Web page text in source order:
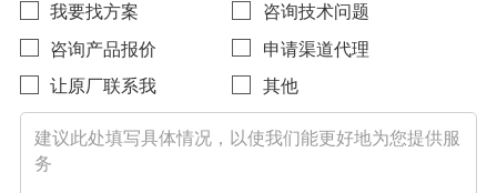
我要找方案
咨询技术问题
咨询产品报价
申请渠道代理
让原厂联系我
其他